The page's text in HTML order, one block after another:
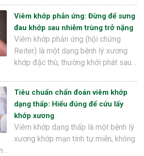
Viêm khớp phản ứng: Đừng để sưng
đau khớp sau nhiễm trùng trở nặng
Viêm khớp phản ứng (hội chứng
Reiter) là một dạng bệnh lý xương
khớp đặc thù, thường khởi phát sau…
Tiêu chuẩn chẩn đoán viêm khớp
dạng thấp: Hiểu đúng để cứu lấy
khớp xương
Viêm khớp dạng thấp là một bệnh lý
xương khớp mạn tính tự miễn, không